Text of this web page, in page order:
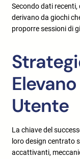
Secondo dati recenti,
derivano da giochi
proporre sessioni di
Utente
La chiave del
loro design centrato
accattivanti,